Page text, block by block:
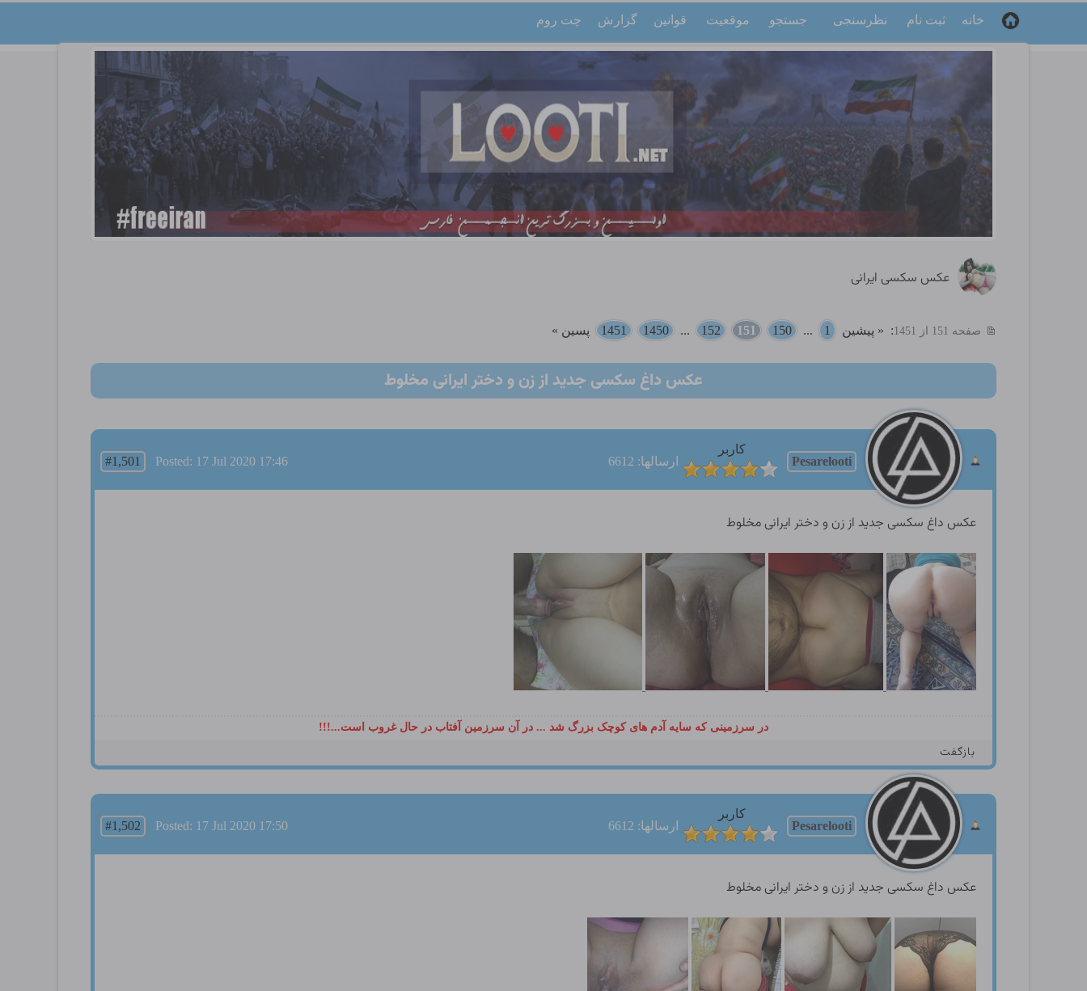
خانه ثبت نام نظرسنجی جستجو موقعیت قوانین گزارش چت روم
عکس سکسی ایرانی
صفحه 151 از 1451 : « پیشین 1
...
150
151
152
...
1450
1451 پسین »
عکس داغ سکسی جدید از زن و دختر ایرانی مخلوط
Pesarelooti
کاربر
ارسالها: 6612
#1,501 Posted: 17 Jul 2020 17:46
عکس داغ سکسی جدید از زن و دختر ایرانی مخلوط
در سرزمینی که سایه آدم های کوچک بزرگ شد ... در آن سرزمین آفتاب در حال غروب است...!!!
بازگفت
Pesarelooti
کاربر
ارسالها: 6612
#1,502 Posted: 17 Jul 2020 17:50
عکس داغ سکسی جدید از زن و دختر ایرانی مخلوط